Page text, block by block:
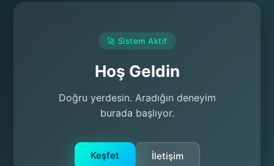
🚀 Sistem Aktif
Hoş Geldin
Doğru yerdesin. Aradığın deneyim
burada başlıyor.
Keşfet İletişim